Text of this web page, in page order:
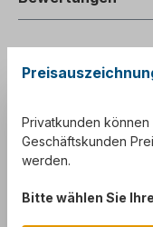
Produktgalerie
Kunden
Privatkunden können
Geschäftskunden
werden.
Bitte wählen Sie